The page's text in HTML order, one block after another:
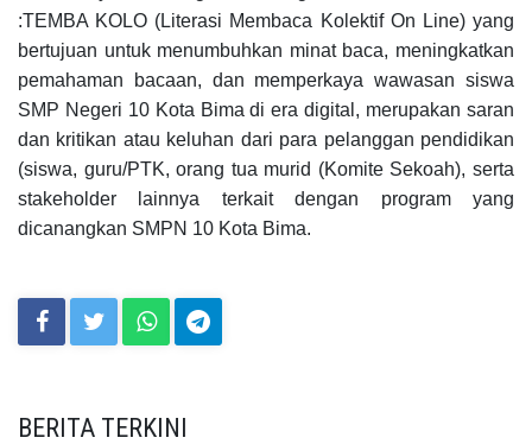
:TEMBA KOLO (Literasi Membaca Kolektif On Line) yang
bertujuan untuk menumbuhkan minat baca, meningkatkan
pemahaman bacaan, dan memperkaya wawasan siswa
SMP Negeri 10 Kota Bima di era digital, merupakan saran
dan kritikan atau keluhan dari para pelanggan pendidikan
(siswa, guru/PTK, orang tua murid (Komite Sekoah), serta
stakeholder lainnya terkait dengan program yang
dicanangkan SMPN 10 Kota Bima.
BERITA TERKINI